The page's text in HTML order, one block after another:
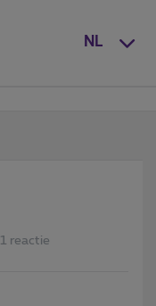
NL
1 reactie